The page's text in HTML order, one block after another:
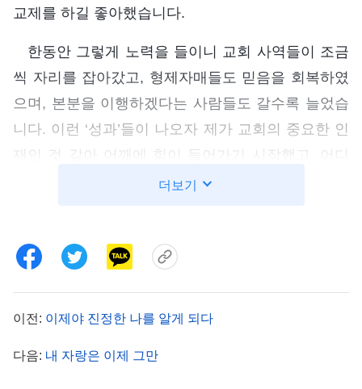
교제를 하길 좋아했습니다.
한동안 그렇게 노력을 들이니 교회 사역들이 조금
씩 자리를 잡아갔고, 형제자매들도 믿음을 회복하였
으며, 본분을 이행하겠다는 사람들도 갈수록 늘었습
니다. 이런 ‘성과’들이 나오자 제가 교회의 중요한 인
재인 것 같아 어깨에 힘이 들어가기 시작했고, 어디
에 가서 말하든 목소리에 더 자신감이 실렸습니다.
주도했고, 그들보다 뛰어나다는 것을 드러내며 저를
빌려야 했는데, 함께 협력하는 형제와 사무 집사가
만 저는 이렇게 생각했습니다. ‘이런 큰일은 나를 통
더보기
이전: 이제야 진정한 나를 알게 되다
다음: 내 자랑은 이제 그만